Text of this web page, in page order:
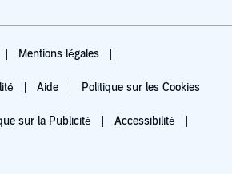
Mentions légales
Aide Politique sur les Cookies
sur la Publicité Accessibilité